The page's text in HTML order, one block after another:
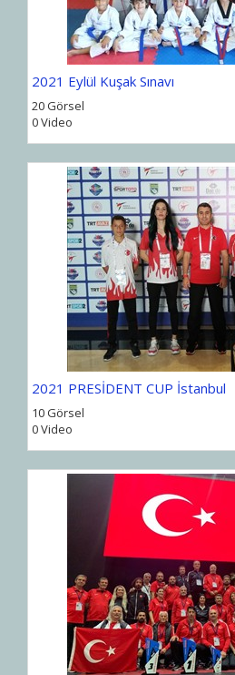
2021 Eylül Kuşak Sınavı
20 Görsel
0 Video
2021 PRESİDENT CUP İstanbul
10 Görsel
0 Video